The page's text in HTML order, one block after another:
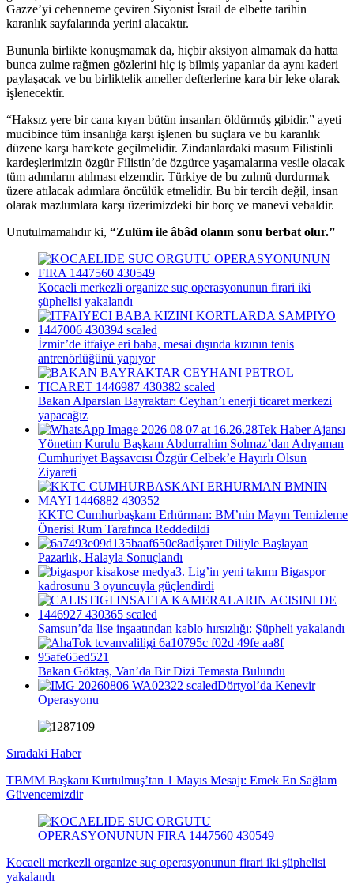
Gazze’yi cehenneme çeviren Siyonist İsrail de elbette tarihin
karanlık sayfalarında yerini alacaktır.
Bununla birlikte konuşmamak da, hiçbir aksiyon almamak da hatta
bunca zulme rağmen gözlerini hiç iş bilmiş yapanlar da aynı kaderi
paylaşacak ve bu birliktelik ameller defterlerine kara bir leke olarak
işlenecektir.
“Haksız yere bir cana kıyan bütün insanları öldürmüş gibidir.” ayeti
mucibince tüm insanlığa karşı işlenen bu suçlara ve bu karanlık
düzene karşı harekete geçilmelidir. Zindanlardaki masum Filistinli
kardeşlerimizin özgür Filistin’de özgürce yaşamalarına vesile olacak
tüm adımların atılması elzemdir. Türkiye de bu zulmü durdurmak
üzere atılacak adımlara öncülük etmelidir. Bu bir tercih değil, insan
olarak mazlumlara karşı üzerimizdeki bir borç ve manevi vebaldir.
Unutulmamalıdır ki, “Zulüm ile âbâd olanın sonu berbat olur.”
Kocaeli merkezli organize suç operasyonunun firari iki
şüphelisi yakalandı
İzmir’de itfaiye eri baba, mesai dışında kızının tenis
antrenörlüğünü yapıyor
Bakan Alparslan Bayraktar: Ceyhan’ı enerji ticaret merkezi
yapacağız
Tek Haber Ajansı
Yönetim Kurulu Başkanı Abdurrahim Solmaz’dan Adıyaman
Cumhuriyet Başsavcısı Özgür Celbek’e Hayırlı Olsun
Ziyareti
KKTC Cumhurbaşkanı Erhürman: BM’nin Mayın Temizleme
Önerisi Rum Tarafınca Reddedildi
İşaret Diliyle Başlayan
Pazarlık, Halayla Sonuçlandı
3. Lig’in yeni takımı Bigaspor
kadrosunu 3 oyuncuyla güçlendirdi
Samsun’da lise inşaatından kablo hırsızlığı: Şüpheli yakalandı
Bakan Göktaş, Van’da Bir Dizi Temasta Bulundu
Dörtyol’da Kenevir
Operasyonu
Sıradaki Haber
TBMM Başkanı Kurtulmuş’tan 1 Mayıs Mesajı: Emek En Sağlam
Güvencemizdir
Kocaeli merkezli organize suç operasyonunun firari iki şüphelisi
yakalandı